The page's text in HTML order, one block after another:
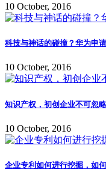
10 October, 2016
科技与神话的碰撞？华为申
10 October, 2016
知识产权，初创企业不可忽
10 October, 2016
企业专利如何进行挖掘，如